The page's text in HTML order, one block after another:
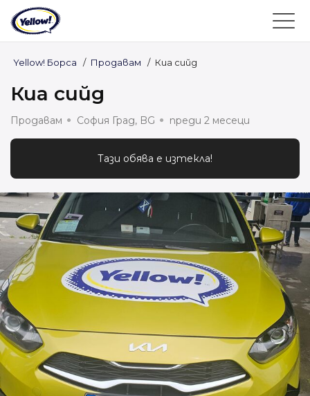
Yellow! Борса / Продавам / Киа сийд
Киа сийд
Продавам София Град, BG преди 2 месеци
Тази обява е изтекла!